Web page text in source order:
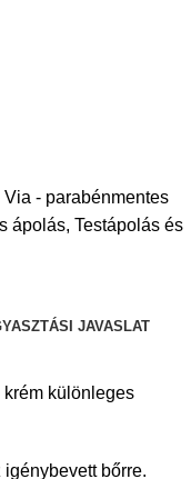
Via - parabénmentes
ápolás, Testápolás és
JAVASLAT
különleges
bőrre.